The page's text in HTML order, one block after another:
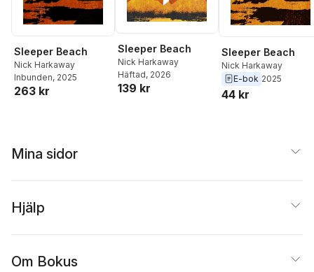
Sleeper Beach
Nick Harkaway
Inbunden, 2025
263 kr
Sleeper Beach
Nick Harkaway
Häftad, 2026
139 kr
Sleeper Beach
Nick Harkaway
E-bok 2025
44 kr
Mina sidor
Hjälp
Om Bokus